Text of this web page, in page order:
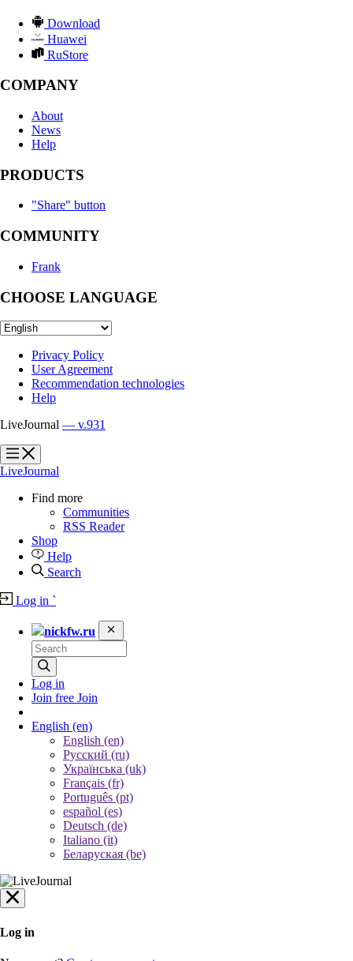
Download
Huawei
RuStore
COMPANY
About
News
Help
PRODUCTS
"Share" button
COMMUNITY
Frank
CHOOSE LANGUAGE
Privacy Policy
User Agreement
Recommendation technologies
Help
LiveJournal — v.931
?
?
LiveJournal
Find more
Communities
RSS Reader
Shop
Help
Search
Log in `
nickfw.ru
Log in
Join free Join
English (en)
English (en)
Русский (ru)
Українська (uk)
Français (fr)
Português (pt)
español (es)
Deutsch (de)
Italiano (it)
Беларуская (be)
Log in